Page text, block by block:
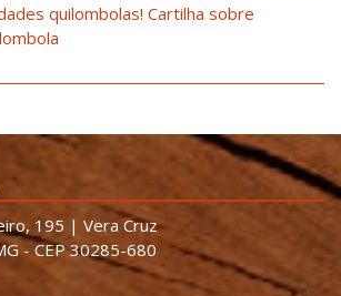
quilombolas! Cartilha sobre
195 | Vera Cruz
- CEP 30285-680